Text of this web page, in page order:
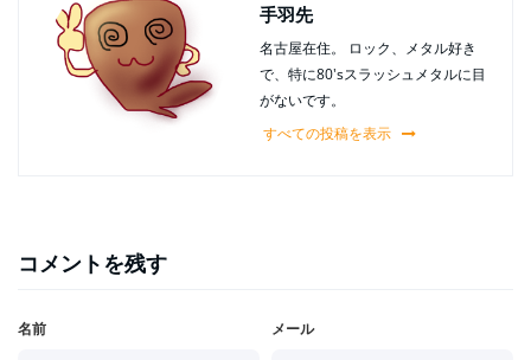
手羽先
名古屋在住。 ロック、メタル好き
で、特に80'sスラッシュメタルに目
がないです。
すべての投稿を表示
コメントを残す
名前 メール